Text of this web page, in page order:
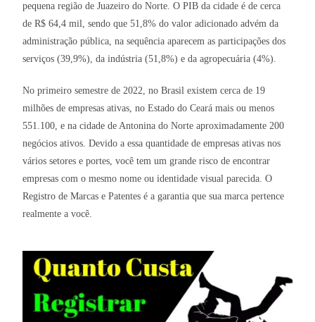
pequena região de Juazeiro do Norte. O PIB da cidade é de cerca
de R$ 64,4 mil, sendo que 51,8% do valor adicionado advém da
administração pública, na sequência aparecem as participações dos
serviços (39,9%), da indústria (51,8%) e da agropecuária (4%).
No primeiro semestre de 2022, no Brasil existem cerca de 19
milhões de empresas ativas, no Estado do Ceará mais ou menos
551.100, e na cidade de Antonina do Norte aproximadamente 200
negócios ativos. Devido a essa quantidade de empresas ativas nos
vários setores e portes, você tem um grande risco de encontrar
empresas com o mesmo nome ou identidade visual parecida. O
Registro de Marcas e Patentes é a garantia que sua marca pertence
realmente a você.